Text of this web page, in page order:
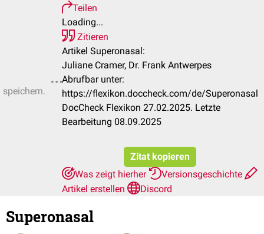
Teilen
Loading...
Zitieren
Artikel Superonasal:
Juliane Cramer, Dr. Frank Antwerpes
Abrufbar unter:
https://flexikon.doccheck.com/de/Superonasal
DocCheck Flexikon 27.02.2025. Letzte
Bearbeitung 08.09.2025
Zitat kopieren
Was zeigt hierher
Versionsgeschichte
Artikel erstellen
Discord
Superonasal